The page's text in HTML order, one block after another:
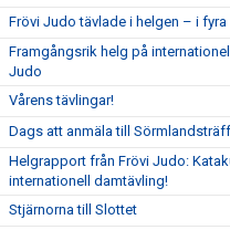
Frövi Judo tävlade i helgen – i
Framgångsrik helg på
Judo
Vårens tävlingar!
Dags att anmäla till
Helgrapport från Frövi Judo:
internationell damtävling!
Stjärnorna till Slottet